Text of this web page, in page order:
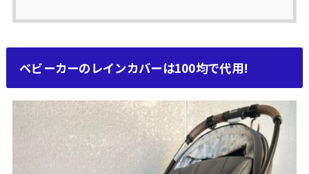
ベビーカーのレインカバーは100均で代用!